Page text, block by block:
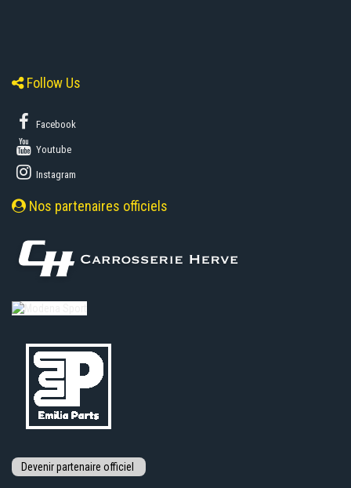
Follow Us
Facebook
Youtube
Instagram
Nos partenaires officiels